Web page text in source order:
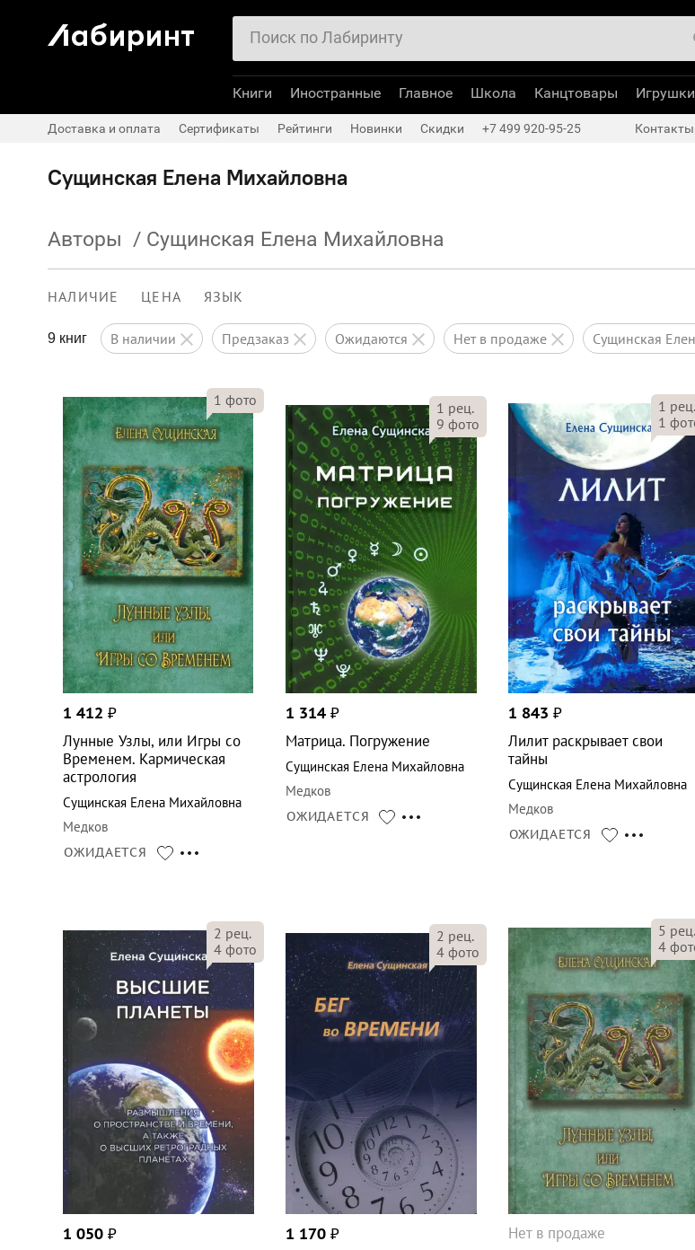
Сущинская Елена Михайловна
Авторы / Сущинская Елена Михайловна
НАЛИЧИЕ ЦЕНА ЯЗЫК
9 книг в наличии предзаказ ожидаются нет в продаже Сущинская
1 фото
1 412₽
Лунные Узлы, или Игры со
Временем. Кармическая
астрология
Сущинская Елена Михайловна
Медков
ОЖИДАЕТСЯ
1 рец.
9 фото
1 314 ₽
Матрица. Погружение
Сущинская Елена Михайловна
Медков
ОЖИДАЕТСЯ
1 рец.
1
1 843 ₽
Лилит раскрывает свои
тайны
Сущинская Елена Михайловна
Медков
ОЖИДАЕТСЯ
2 рец.
4фото
1 050₽
2 рец.
4фото
1 170 ₽
5 рец.
4
Нет в продаже
Книги Иностранные Главное Школа Канцтовары Игрушки
Доставка и оплата Сертификаты Рейтинги Новинки Скидки +7 499 920-95-25 Контакты